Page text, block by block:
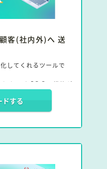
客(社内外)へ 送
してくれるツールで
すほど「〇〇の機能が
ますよね。
（社内外）にメールを
ドする